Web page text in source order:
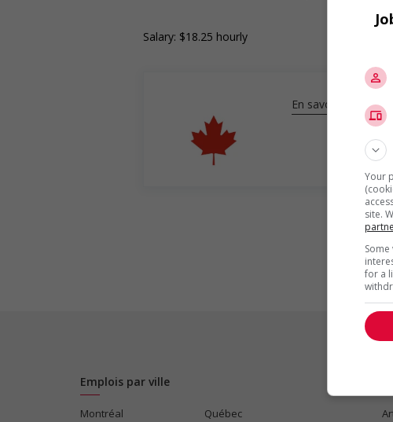
Salary: $18.25 hourly
En savoir plus
Emplois par ville
Montréal
Québec
Your
site.
for a